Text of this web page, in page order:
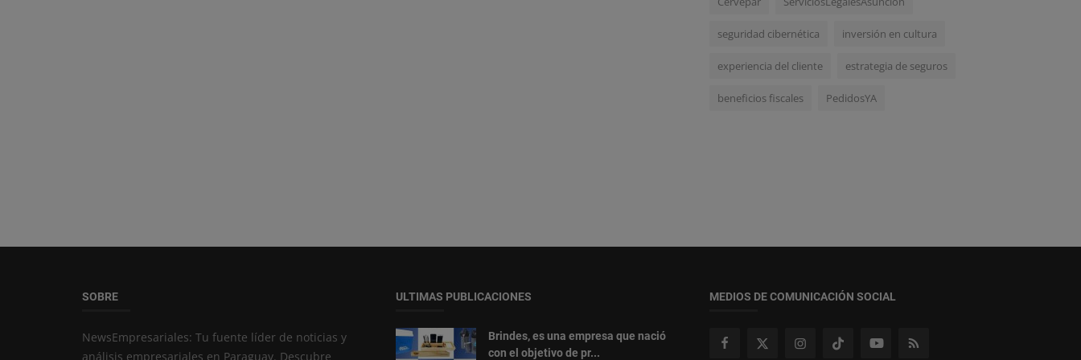
seguridad cibernética inversión en cultura
experiencia del cliente estrategia de seguros
beneficios fiscales PedidosYA
SOBRE
NewsEmpresariales: Tu fuente líder de noticias y
análisis empresariales en Paraguay. Descubre
ULTIMAS PUBLICACIONES
Brindes, es una empresa que nació
con el objetivo de pr...
MEDIOS DE COMUNICACIÓN SOCIAL